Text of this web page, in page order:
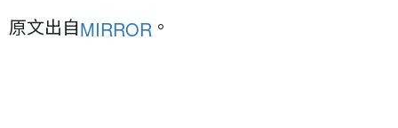
原文出自MIRROR 。